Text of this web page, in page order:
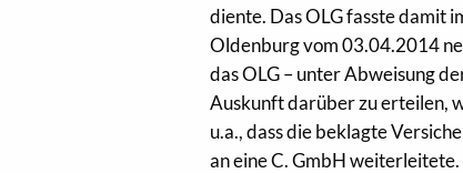
diente. Das OLG fasste damit
Oldenburg vom 03.04.2014
das OLG – unter Abweisung
Auskunft darüber zu erteilen,
u.a., dass die beklagte
an eine C. GmbH